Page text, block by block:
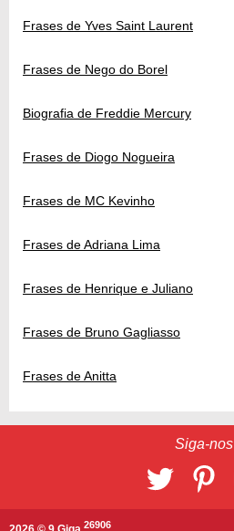
Frases de Yves Saint Laurent
Frases de Nego do Borel
Biografia de Freddie Mercury
Frases de Diogo Nogueira
Frases de MC Kevinho
Frases de Adriana Lima
Frases de Henrique e Juliano
Frases de Bruno Gagliasso
Frases de Anitta
Siga-nos
26906